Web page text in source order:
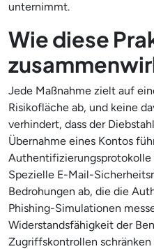
unternimmt.
Wie diese
Jede Maßnahme zielt auf
Risikofläche ab, und keine
verhindert, dass der
Übernahme eines Kontos
Spezielle E-Mail-
Bedrohungen ab, die die
Phishing-Simulationen
Widerstandsfähigkeit der
Zugriffskontrollen